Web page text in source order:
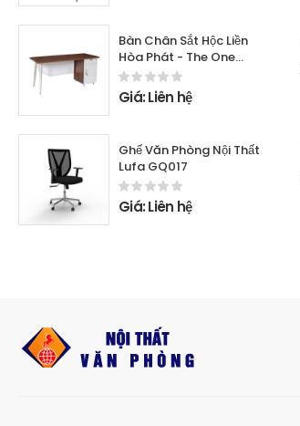
Bàn Chân Sắt Hộc Liền
Hòa Phát - The One
LUX120SHLC10
Giá: Liên hệ
Ghế Văn Phòng Nội Thất
Lufa GQ017
Giá: Liên hệ